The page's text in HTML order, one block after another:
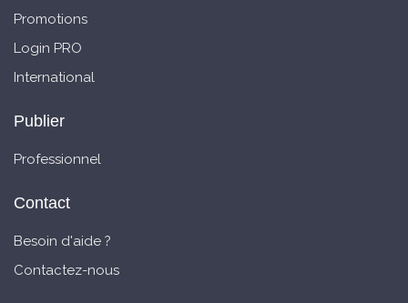
Promotions
Login PRO
International
Publier
Professionnel
Contact
Besoin d'aide ?
Contactez-nous